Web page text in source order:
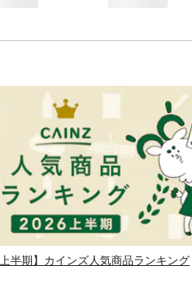
上半期】カインズ人気商品ランキング